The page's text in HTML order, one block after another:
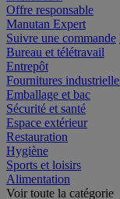
Promotions
Offre responsable
Manutan Expert
Suivre une commande
Bureau et télétravail
Entrepôt
Fournitures
Emballage et bac
Sécurité et santé
Espace extérieur
Restauration
Hygiène
Sports et loisirs
Alimentation